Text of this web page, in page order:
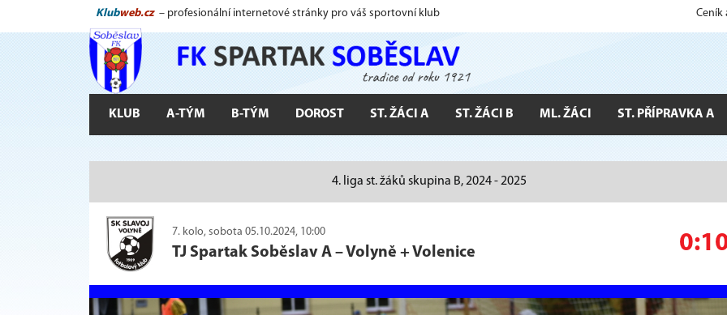
Klubweb.cz – profesionální internetové stránky pro váš sportovní klub Ceník
KLUB A-TÝM B-TÝM DOROST ST. ŽÁCI A ST. ŽÁCI B ML. ŽÁCI ST. PŘÍPRAVKA A
4. liga st. žáků skupina B, 2024 - 2025
7. kolo, sobota 05.10.2024, 10:00
TJ Spartak Soběslav A – Volyně + Volenice